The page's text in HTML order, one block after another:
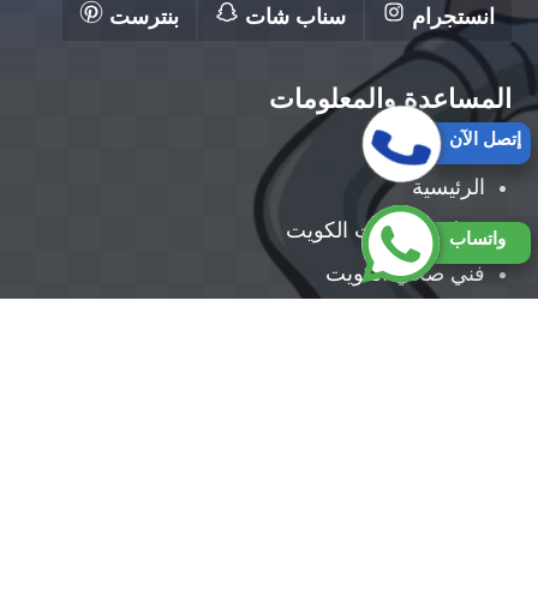
انستجرام سناب شات بنترست
المساعدة والمعلومات
الرئيسية
تصليح مضخات الكويت
فني صحي الكويت
واتساب
إتصل الآن